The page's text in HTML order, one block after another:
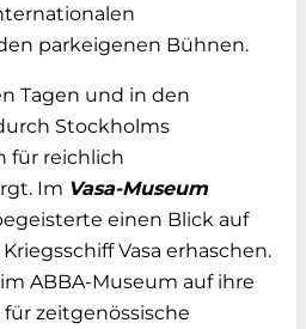
parkeigenen Bühnen.
Tagen und in den
Stockholms
für reichlich
Im Vasa-Museum
einen Blick auf
Vasa erhaschen.
ABBA-Museum auf ihre
zeitgenössische